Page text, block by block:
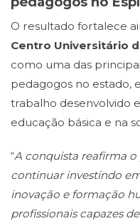
O resultado fortalece
Centro Universitário
como uma das
pedagogos no estado,
trabalho desenvolvido
educação básica e na
“A conquista reafirma
continuar investindo
inovação e formação
profissionais capazes